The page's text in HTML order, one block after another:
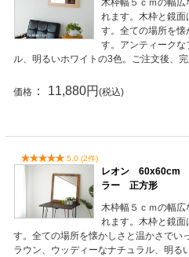
木枠幅５ｃｍの幅広
れます。木枠と鏡
す。全ての場所を懐
す。アンティークな
ル、明るいホワイトの3色。ご注文後、
価格 ： 11,880円 (税込)
5.0 (2件)
レオン 60x60cm
ラー 正方形
木枠幅５ｃｍの幅広
れます。木枠と鏡
す。全ての場所を懐かしさと温かさでい
ラウン、ウッディーなナチュラル、明る